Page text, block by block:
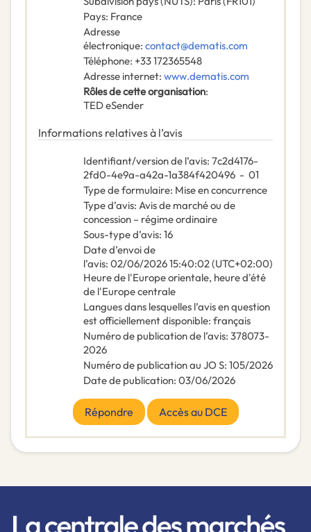
Pays: France
Adresse
électronique: contact@dematis.com
Téléphone: +33 172365548
Adresse internet: www.dematis.com
Rôles de cette organisation:
TED eSender
Informations relatives à l’avis
Identifiant/version de l’avis: 7c2d4176-
2fd0-4e9a-a42a-1a384f420496 - 01
Type de formulaire: Mise en concurrence
Type d’avis: Avis de marché ou de
concession – régime ordinaire
Sous-type d’avis: 16
Date d’envoi de
l’avis: 02/06/202615:40:02 (UTC+02:00)
Heure de l'Europe orientale, heure d'été
de l'Europe centrale
Langues dans lesquelles l’avis en question
est officiellement disponible: français
Numéro de publication de l’avis: 378073-
2026
Numéro de publication au JO S: 105/2026
Date de publication: 03/06/2026
Répondre Accès au DCE